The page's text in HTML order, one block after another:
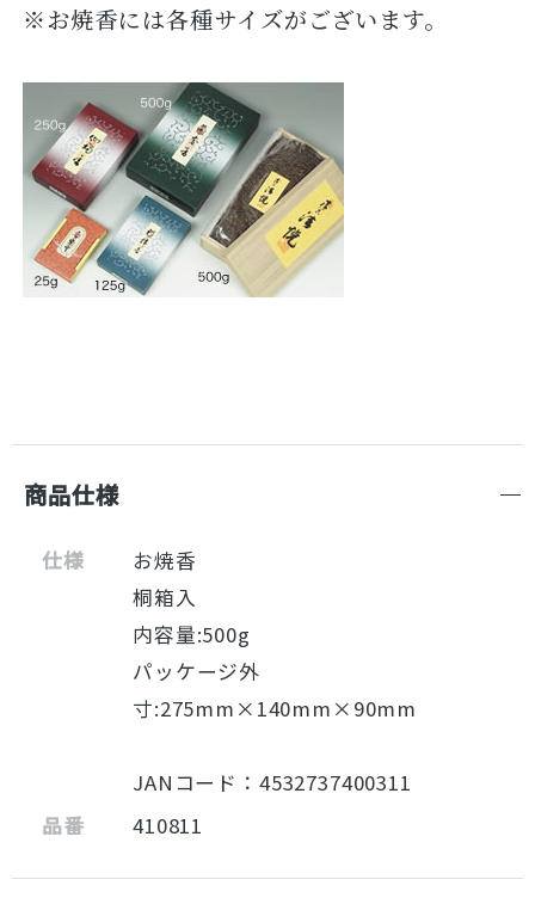
※お焼香には各種サイズがございます。
商品仕様
仕様
お焼香
桐箱入
内容量:500g
パッケージ外
寸:275mm×140mm×90mm
JANコード：4532737400311
品番
410811